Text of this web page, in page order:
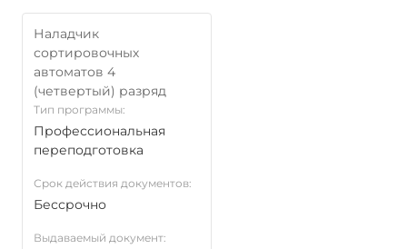
Наладчик
сортировочных
автоматов 4
(четвертый) разряд
Тип программы:
Профессиональная
переподготовка
Срок действия документов:
Бессрочно
Выдаваемый документ: